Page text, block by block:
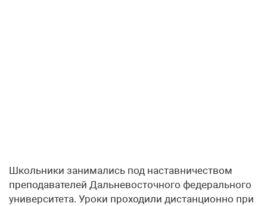
Школьники занимались под наставничеством
преподавателей Дальневосточного федерального
университета. Уроки проходили дистанционно при